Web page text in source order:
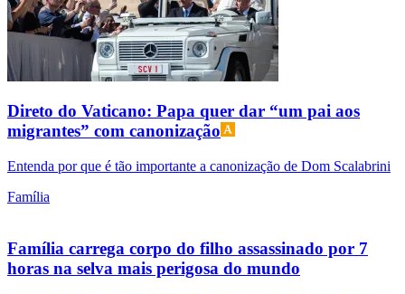
Direto do Vaticano: Papa quer dar “um pai aos
migrantes” com canonização
Entenda por que é tão importante a canonização de Dom Scalabrini
Família
Família carrega corpo do filho assassinado por 7
horas na selva mais perigosa do mundo